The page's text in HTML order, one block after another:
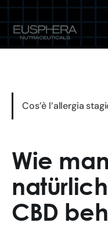
Cos’è l’allergia
Wie
CBD